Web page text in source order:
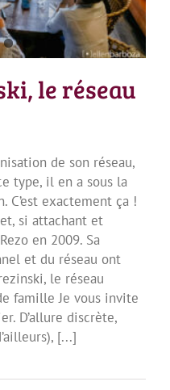
le réseau
de son réseau,
type, il en a sous la
C’est exactement ça !
si attachant et
en 2009. Sa
et du réseau ont
le réseau
famille Je vous invite
D’allure discrète,
[...]